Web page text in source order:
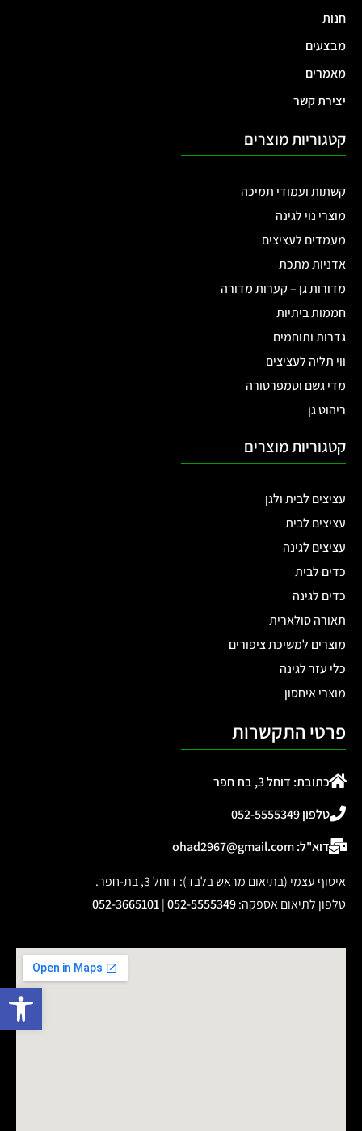
חנות
מבצעים
מאמרים
יצירת קשר
קטגוריות מוצרים
קשתות ועמודי תמיכה
מוצרי נוי לגינה
מעמדים לעציצים
אדניות מתכת
מדורות גן – קערות מדורה
חממות ביתיות
גדרות ותוחמים
ווי תליה לעציצים
מדי גשם וטמפרטורה
ריהוט גן
קטגוריות מוצרים
עציצים לבית ולגן
עציצים לבית
עציצים לגינה
כדים לבית
כדים לגינה
תאורה סולארית
מוצרים למשיכת ציפורים
כלי עזר לגינה
מוצרי איחסון
פרטי התקשרות
כתובת: דוחל 3, בת חפר
טלפון 052-5555349
דוא"ל: ohad2967@gmail.com
איסוף עצמי (בתיאום מראש בלבד): דוחל 3, בת-חפר.
טלפון לתיאום אספקה:
052-5555349
|
052-3665101